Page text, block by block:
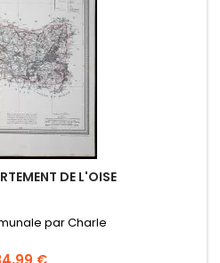
DE L'OISE
par Charle